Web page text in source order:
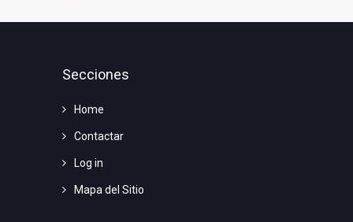
Secciones
Home
Contactar
Log in
Mapa del Sitio